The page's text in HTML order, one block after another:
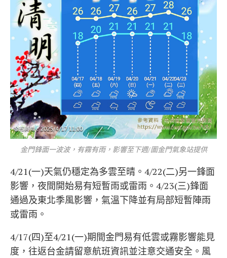
金門鋒面一波波，有霧有雨，影響至下週/圖金門氣象站提供
4/21(一)天氣仍穩定為多雲至晴。4/22(二)另一鋒面
影響，夜間開始易有短暫雨或雷雨。4/23(三)鋒面
通過及東北季風影響，氣溫下降並有局部短暫陣雨
或雷雨。
4/17(四)至4/21(一)期間金門易有低雲或霧影響能見
度，往返台金請留意航班資訊並注意交通安全。風